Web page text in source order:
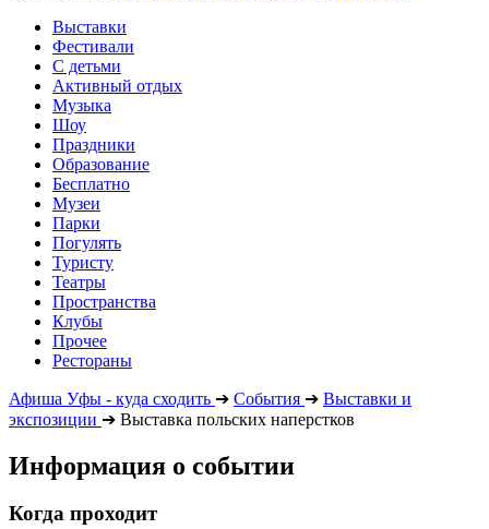
Выставки
Фестивали
С детьми
Активный отдых
Музыка
Шоу
Праздники
Образование
Бесплатно
Музеи
Парки
Погулять
Туристу
Театры
Пространства
Клубы
Прочее
Рестораны
Афиша Уфы - куда сходить ➔ События ➔ Выставки и
экспозиции ➔ Выставка польских наперстков
Информация о событии
Когда проходит